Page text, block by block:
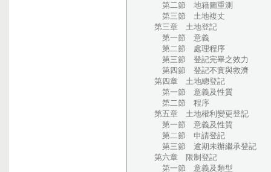
第二節 地籍圖重測
第三節 土地複丈
第三章 土地登記
第一節 意義
第二節 處理程序
第三節 登記完畢之效力
第四節 登記不實與救濟
第四章 土地總登記
第一節 意義及性質
第二節 程序
第五章 土地權利變更登記
第一節 意義及性質
第二節 申請登記
第三節 逾期未辦繼承登記
第六章 限制登記
第一節 意義及類型